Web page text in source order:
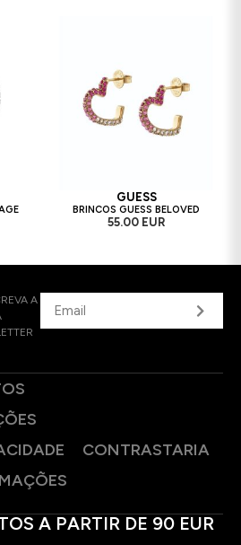
GUESS
BRINCOS GUESS BELOVED
55.00 EUR
A
CONTRASTARIA
A PARTIR DE 90 EUR